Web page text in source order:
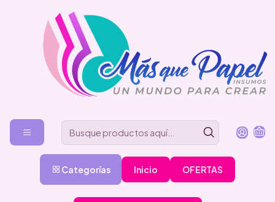
Categorías Inicio OFERTAS